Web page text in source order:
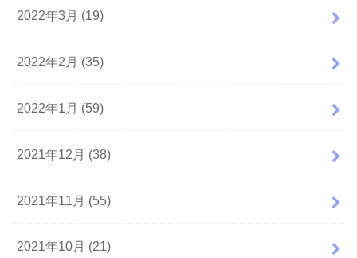
2022年3月 (19)
2022年2月 (35)
2022年1月 (59)
2021年12月 (38)
2021年11月 (55)
2021年10月 (21)